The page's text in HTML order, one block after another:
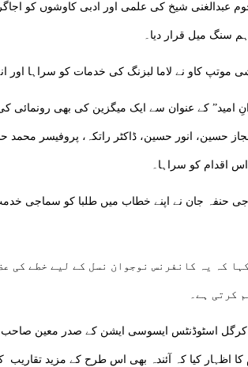
عبدالغنی شیخ کی علمی اور ادبی کاوشوں کو
سنگ میل قرار دیا۔
موتپ کاو نے لاما لبزنگ کی خدمات کو سراہا اور
امید” کے عنوان سے ایک میگزین کی بھی
حسین، انور حسین، ڈاکٹر راتکہ، پروفیسر محمد
اقدام کو سراہا۔
حنفہ جان نے اپنے خطاب میں طلبا کو سماجی
کہ یہ کانفرنس نوجوان نسل کے لیے خطے کی
کرتی ہے۔
کرگل اسٹوڈنٹس ایسوسی ایشن کے صدر معین صاحب
اظہار کیا کہ آئندہ بھی اس طرح کے مزید تقاریب کا